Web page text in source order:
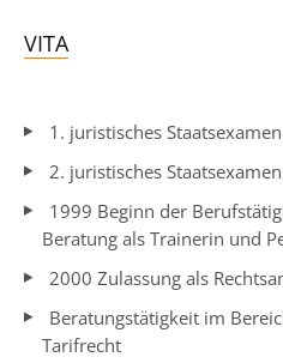
VITA
1. juristisches
2. juristisches
1999 Beginn der
Beratung als Trainerin und
2000 Zulassung als
Beratungstätigkeit im
Tarifrecht